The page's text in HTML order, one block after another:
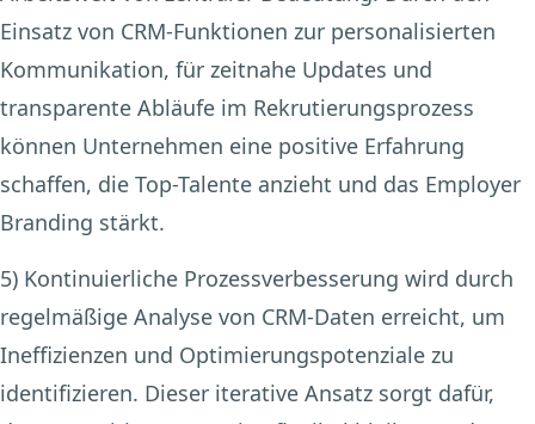
Einsatz von CRM-Funktionen zur personalisierten
Kommunikation, für zeitnahe Updates und
transparente Abläufe im Rekrutierungsprozess
können Unternehmen eine positive Erfahrung
schaffen, die Top-Talente anzieht und das Employer
Branding stärkt.
5) Kontinuierliche Prozessverbesserung wird durch
regelmäßige Analyse von CRM-Daten erreicht, um
Ineffizienzen und Optimierungspotenziale zu
identifizieren. Dieser iterative Ansatz sorgt dafür,